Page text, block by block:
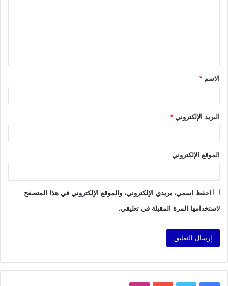
ق
*الاسم *
البريد الإلكتروني *
الموقع الإلكتروني
احفظ اسمي، بريدي الإلكتروني، والموقع الإلكتروني في هذا المتصفح
لاستخدامها المرة المقبلة في تعليقي.